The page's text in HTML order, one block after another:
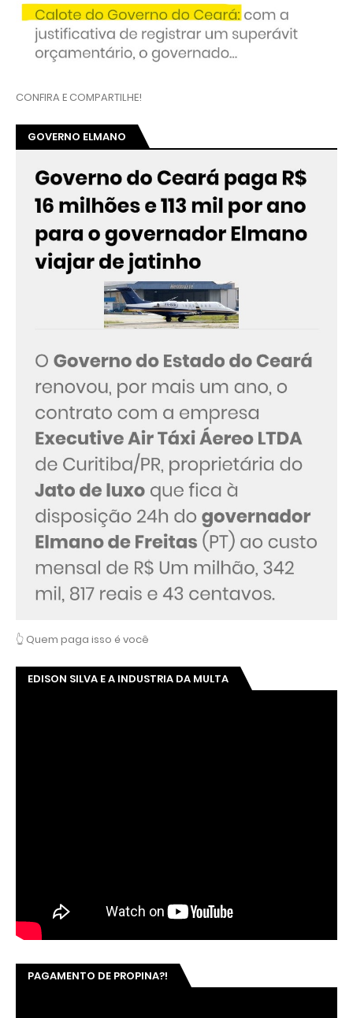
CONFIRA E COMPARTILHE!
GOVERNO ELMANO
👆 Quem paga isso é você
EDISON SILVA E A INDUSTRIA DA MULTA
PAGAMENTO DE PROPINA?!